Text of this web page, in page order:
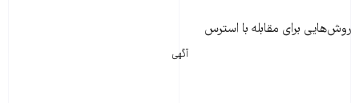
روش‌هایی برای مقابله با استرس
آگهی